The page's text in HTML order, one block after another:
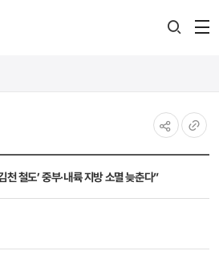
천 철도’ 중부·내륙 지방 소멸 늦춘다”